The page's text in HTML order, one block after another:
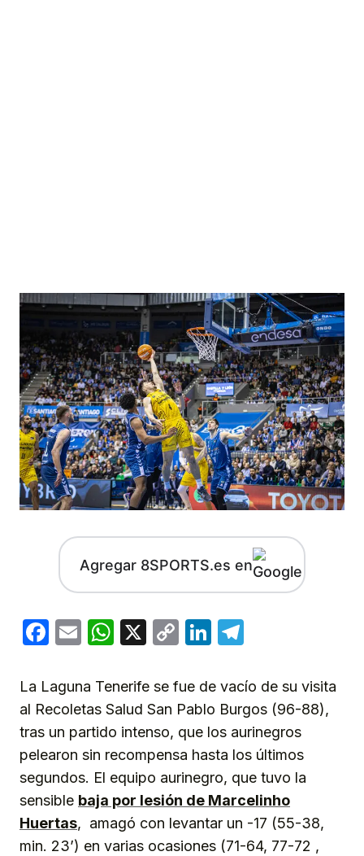
Agregar 8SPORTS.es en
Facebook
EmailWhatsApp
X
CopyLinkedIn
La Laguna Tenerife se fue de vacío de su visita
al Recoletas Salud San Pablo Burgos (96-88),
tras un partido intenso, que los aurinegros
pelearon sin recompensa hasta los últimos
segundos. El equipo aurinegro, que tuvo la
sensible baja por lesión de Marcelinho
Huertas, amagó con levantar un -17 (55-38,
min. 23’) en varias ocasiones (71-64, 77-72 ,